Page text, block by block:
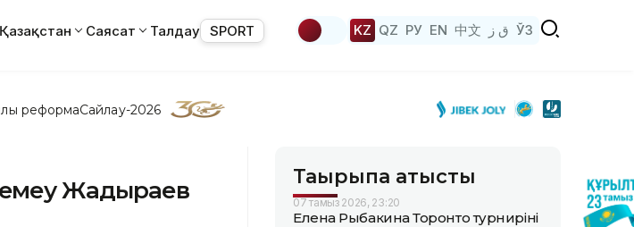
Қазақстан Саясат Талдау SPORT KZ QZ РУ EN 中文 ق ز ЎЗ
реформаСайлау-2026
Жадыраев
Тақырыпқа қатысты
07 тамыз 2026, 23:20
Елена Рыбакина Торонто турнирінің